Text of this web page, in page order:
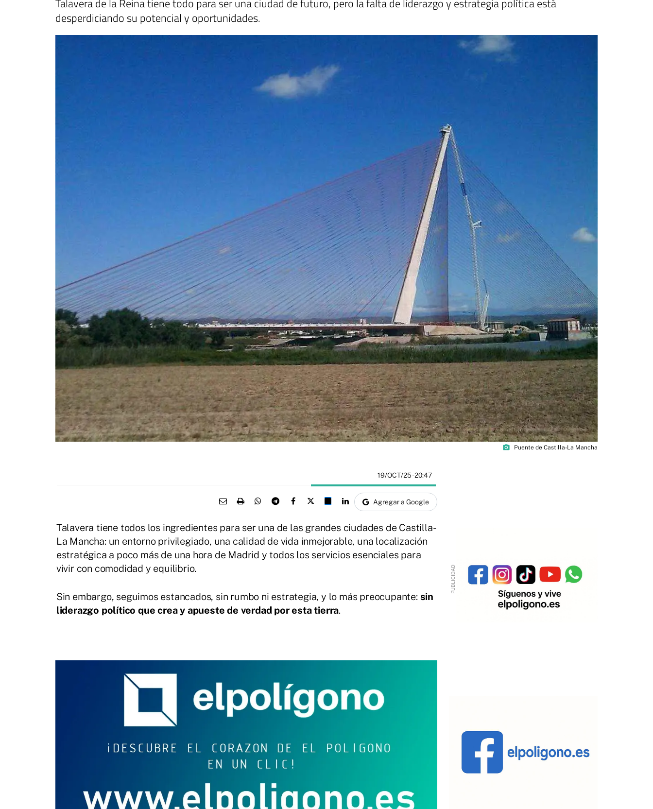
Talavera de la Reina tiene todo para ser una ciudad de futuro, pero la falta de liderazgo y estrategia política está
desperdiciando su potencial y oportunidades.
photo_camera Puente de Castilla-La Mancha
19/OCT/25- 20:47
Agregar a Google
Talavera tiene todos los ingredientes para ser una de las grandes ciudades de Castilla-
La Mancha: un entorno privilegiado, una calidad de vida inmejorable, una localización
estratégica a poco más de una hora de Madrid y todos los servicios esenciales para
vivir con comodidad y equilibrio.
Sin embargo, seguimos estancados, sin rumbo ni estrategia, y lo más preocupante: sin
liderazgo político que crea y apueste de verdad por esta tierra.